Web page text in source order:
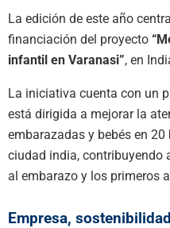
La edición de este año
financiación del proyecto
infantil en Varanasi”, en
La iniciativa cuenta con un
está dirigida a mejorar la
embarazadas y bebés en
ciudad india, contribuyendo
al embarazo y los primeros
Empresa,